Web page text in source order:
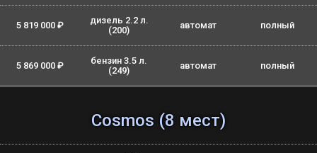
5 819 000 ₽
дизель 2.2 л.
(200)
автомат полный
5 869 000 ₽
бензин 3.5 л.
(249)
автомат полный
Cosmos (8 мест)